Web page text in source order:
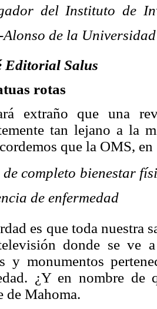
del Instituto de
de la
Editorial Salus
rotas
extraño que una
tan lejano a la
que la OMS,
de completo bienestar
de enfermedad
es que toda nuestra
donde se ve
y monumentos
¿Y en nombre de
de Mahoma.